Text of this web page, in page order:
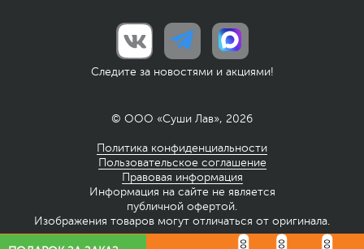
Следите за новостями и акциями!
© ООО «Суши Лав», 2026
Политика конфиденциальности
Пользовательское соглашение
Правовая информация
Информация на сайте не является
публичной офертой.
Изображения товаров могут отличаться от оригинала.